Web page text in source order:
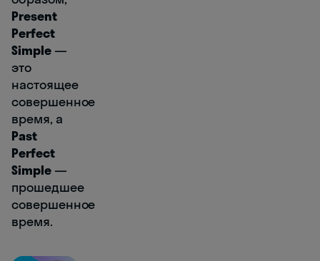
Present
Perfect
Simple―
это
настоящее
совершенное
время, а
Past
Perfect
Simple―
прошедшее
совершенное
время.